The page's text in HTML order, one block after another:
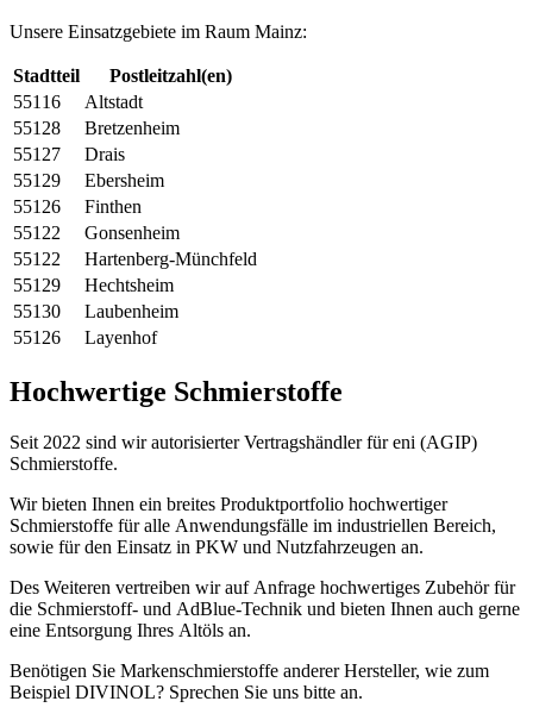
Unsere Einsatzgebiete im Raum Mainz:
Stadtteil
Postleitzahl(en)
55116
Altstadt
55128
Bretzenheim
55127
Drais
55129
Ebersheim
55126
Finthen
55122
Gonsenheim
55122
Hartenberg-Münchfeld
55129
Hechtsheim
55130
Laubenheim
55126
Layenhof
Hochwertige Schmierstoffe
Seit 2022 sind wir autorisierter Vertragshändler für eni (AGIP)
Schmierstoffe.
Wir bieten Ihnen ein breites Produktportfolio hochwertiger
Schmierstoffe für alle Anwendungsfälle im industriellen Bereich,
sowie für den Einsatz in PKW und Nutzfahrzeugen an.
Des Weiteren vertreiben wir auf Anfrage hochwertiges Zubehör für
die Schmierstoff- und AdBlue-Technik und bieten Ihnen auch gerne
eine Entsorgung Ihres Altöls an.
Benötigen Sie Markenschmierstoffe anderer Hersteller, wie zum
Beispiel DIVINOL? Sprechen Sie uns bitte an.